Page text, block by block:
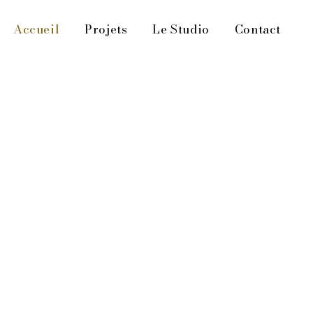
Accueil Projets Le Studio Contact